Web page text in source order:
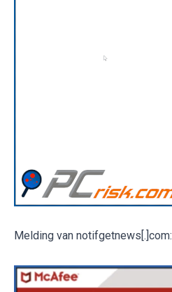
Melding van notifgetnews[.]com: